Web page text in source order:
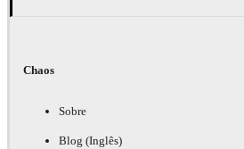
Chaos
Sobre
Blog (Inglês)